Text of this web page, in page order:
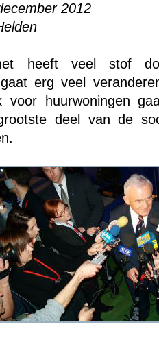
2012
heeft veel stof
erg veel
voor huurwoningen
deel van de